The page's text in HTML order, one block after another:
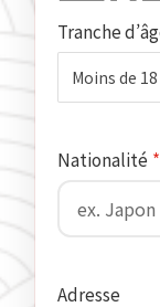
Tranche
Nationalité *
Adresse